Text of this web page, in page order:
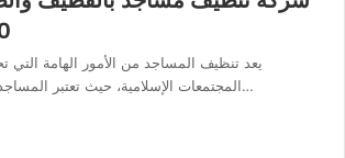
يعد تنظيف المساجد من الأمور الهامة التي
المجتمعات الإسلامية، حيث تعتبر المساجد بيوت الله وتحتاج إلى…